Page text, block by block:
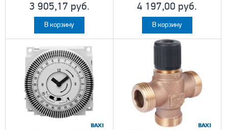
3 905,17 руб.
В корзину
4 197,00 руб.
В корзину